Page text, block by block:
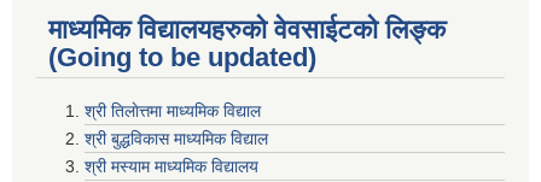
माध्यमिक विद्यालयहरुकाे वेवसाईटको लिङ्क
(Going to be updated)
श्री तिलाेत्तमा माध्यमिक विद्याल
श्री बुद्धविकास माध्यमिक विद्याल
श्री मस्याम माध्यमिक विद्यालय